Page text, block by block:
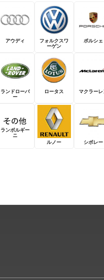
アウディ
フォルクスワ
ーゲン
ポルシェ
ランドローバ
ー
ロータス マクラーレ
ランボルギー
ニ
ルノー
シボレー